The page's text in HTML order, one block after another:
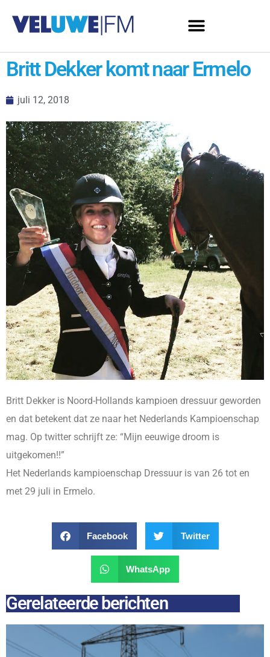
Britt Dekker komt naar Ermelo
juli 12, 2018
Britt Dekker is Noord-Hollands kampioen dressuur geworden
en dat betekent dat ze naar het Nederlands Kampioenschap
mag. Op twitter schrijft ze: “Mijn eeuwige droom is
uitgekomen!!”
Het Nederlands kampioenschap Dressuur is van 26 tot en
met 29 juli in Ermelo.
Facebook Twitter
WhatsApp
Gerelateerde berichten